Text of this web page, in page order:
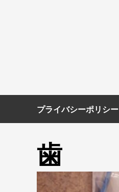
キ
プ
プライバシーポリシー
歯